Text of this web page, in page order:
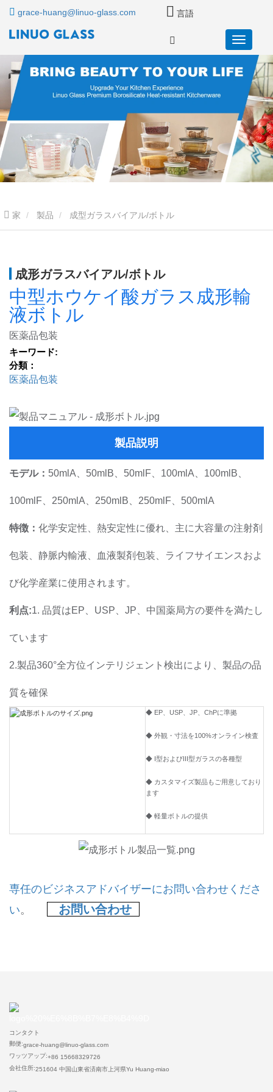
grace-huang@linuo-glass.com 言語
家 製品 成型ガラスバイアル/ボトル
成形ガラスバイアル/ボトル
中型ホウケイ酸ガラス成形輸
液ボトル
医薬品包装
キーワード:
分類：
医薬品包装
製品説明
モデル： 50mlA、50mlB、50mlF、100mlA、100mlB、
100mlF、250mlA、250mlB、250mlF、500mlA
特徴： 化学安定性、熱安定性に優れ、主に大容量の注射剤
包装、静脈内輸液、血液製剤包装、ライフサイエンスおよ
び化学産業に使用されます。
利点:1. 品質はEP、USP、JP、中国薬局方の要件を満たし
ています
2.製品360°全方位インテリジェント検出により、製品の品
質を確保
◆ EP、USP、JP、ChPに準拠
◆ 外観・寸法を100%オンライン検査
◆ I型およびIII型ガラスの各種型
◆ カスタマイズ製品もご用意しており
ます
◆ 軽量ボトルの提供
専任のビジネスアドバイザーにお問い合わせくださ
い。 お問い合わせ
コンタクト
郵便:grace-huang@linuo-glass.com
ワッツアップ:+86 15668329726
会社住所:251604 中国山東省済南市上河県Yu Huang-miao